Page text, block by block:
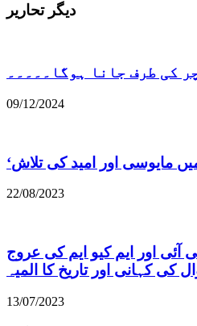
دیگر تحاریر
کی طرف جانا ہوگا۔۔۔۔۔
09/12/2024
22/08/2023
آئی اور ایم کیو ایم کی عروج
کی کہانی اور تاریخ کا المیہ
13/07/2023